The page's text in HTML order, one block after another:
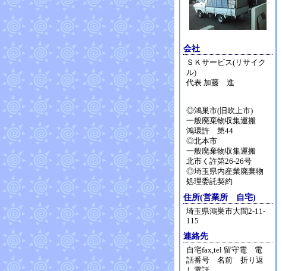
会社
ＳＫサービス(リサイク
ル)
代表 加藤 進
◎鴻巣市(旧吹上市)
一般廃棄物収集運搬
鴻環許 第44
◎北本市
一般廃棄物収集運搬
北市く許第26-26号
◎埼玉県内産業廃棄物
処理委託契約
住所(営業所 自宅)
埼玉県鴻巣市大間2-11-
115
連絡先
自宅fax,tel 留守電 電
話番号 名前 折り返